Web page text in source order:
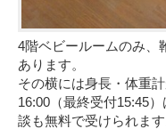
4階ベビールームのみ、
あります。
その横には身長・体重
16:00（最終受付15:45
談も無料で受けられます